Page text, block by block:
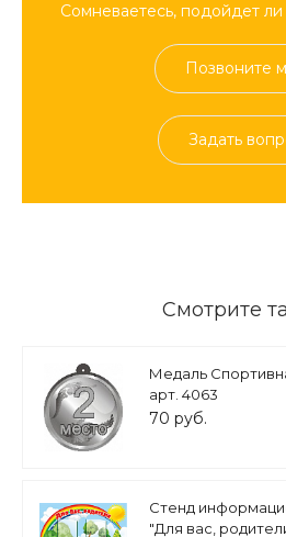
Сомневаетесь, подойдет ли
Позвоните
Задать
Смотрите
Медаль
арт. 4063
70 руб.
Стенд
"Для вас,